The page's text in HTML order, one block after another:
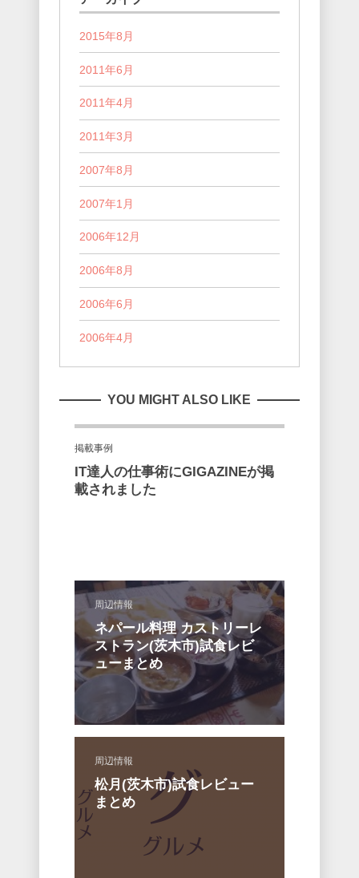
2015年8月
2011年6月
2011年4月
2011年3月
2007年8月
2007年1月
2006年12月
2006年8月
2006年6月
2006年4月
YOU MIGHT ALSO LIKE
掲載事例
IT達人の仕事術にGIGAZINEが掲
載されました
周辺情報
ネパール料理 カストリーレ
ストラン(茨木市)試食レビ
ューまとめ
周辺情報
松月(茨木市)試食レビュー
まとめ